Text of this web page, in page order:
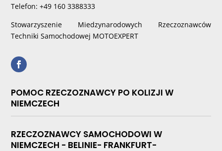
Telefon: +49 160 3388333
Stowarzyszenie Miedzynarodowych Rzeczoznawców
Techniki Samochodowej MOTOEXPERT
POMOC RZECZOZNAWCY PO KOLIZJI W
NIEMCZECH
RZECZOZNAWCY SAMOCHODOWI W
NIEMCZECH - BELINIE- FRANKFURT-